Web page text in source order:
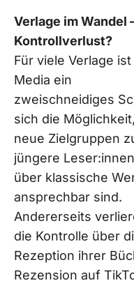
Verlage im Wandel
Kontrollverlust?
Für viele Verlage
Media ein
zweischneidiges
sich die Möglichkeit,
neue Zielgruppen
jüngere
über klassische
ansprechbar sind.
Andererseits
die Kontrolle über
Rezeption ihrer
Rezension auf